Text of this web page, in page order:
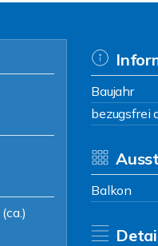
(ca.)
Baujahr
bezugsfrei
Balkon